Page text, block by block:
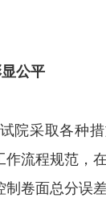
公平
院采取各种
流程规范，
卷面总分误